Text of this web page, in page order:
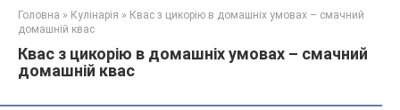
Головна » Кулінарія » Квас з цикорію в домашніх умовах – смачний
домашній квас
Квас з цикорію в домашніх умовах – смачний
домашній квас